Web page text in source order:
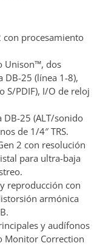
procesamiento
Unison™, dos
DB-25 (línea 1-8),
S/PDIF), I/O de reloj
DB-25 (ALT/sonido
de 1/4″ TRS.
2 con resolución
para ultra-baja
reproducción con
armónica
y audífonos
Monitor Correction